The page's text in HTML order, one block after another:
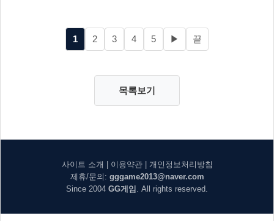
1 2 3 4 5 ▶ 끝
목록보기
사이트 소개 이용약관| 개인정보처리방침
제휴/문의: gggame2013@naver.com
Since 2004 GG게임 . All rights reserved.